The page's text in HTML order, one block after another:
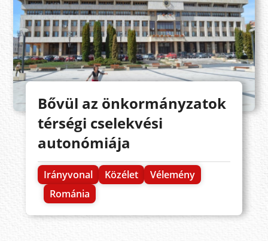
Bővül az önkormányzatok
térségi cselekvési
autonómiája
Irányvonal Közélet
Vélemény
Románia